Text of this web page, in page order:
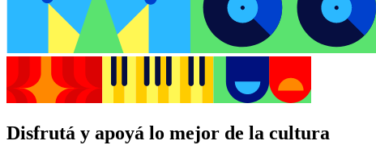
Disfrutá y apoyá lo mejor de la cultura